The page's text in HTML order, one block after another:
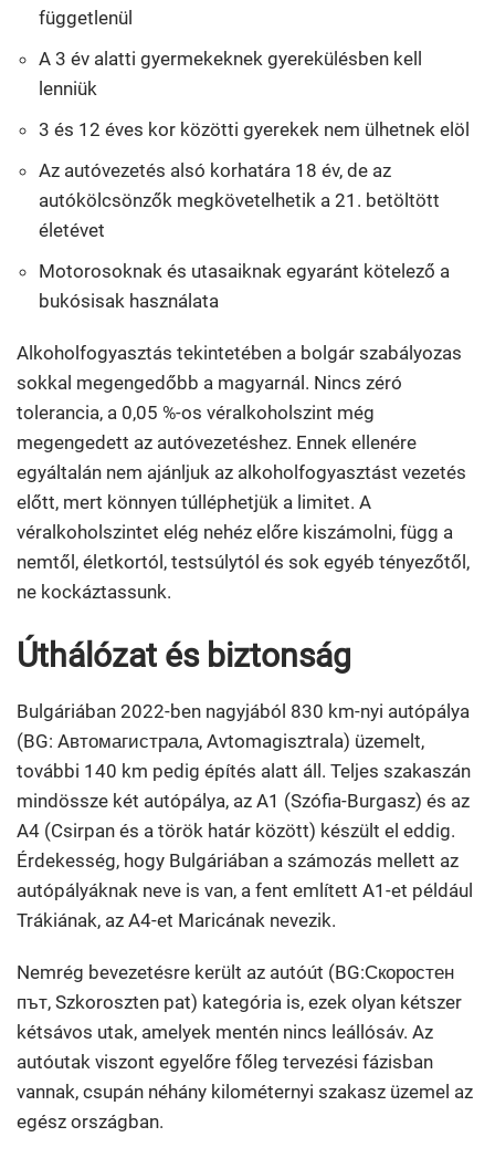
függetlenül
A 3 év alatti gyermekeknek gyerekülésben kell
lenniük
3 és 12 éves kor közötti gyerekek nem ülhetnek elöl
Az autóvezetés alsó korhatára 18 év, de az
autókölcsönzők megkövetelhetik a 21. betöltött
életévet
Motorosoknak és utasaiknak egyaránt kötelező a
bukósisak használata
Alkoholfogyasztás tekintetében a bolgár szabályozas
sokkal megengedőbb a magyarnál. Nincs zéró
tolerancia, a 0,05 %-os véralkoholszint még
megengedett az autóvezetéshez. Ennek ellenére
egyáltalán nem ajánljuk az alkoholfogyasztást vezetés
előtt, mert könnyen túlléphetjük a limitet. A
véralkoholszintet elég nehéz előre kiszámolni, függ a
nemtől, életkortól, testsúlytól és sok egyéb tényezőtől,
ne kockáztassunk.
Úthálózat és biztonság
Bulgáriában 2022-ben nagyjából 830 km-nyi autópálya
(BG: Aвтомагистрала, Avtomagisztrala) üzemelt,
további 140 km pedig építés alatt áll. Teljes szakaszán
mindössze két autópálya, az A1 (Szófia-Burgasz) és az
A4 (Csirpan és a török határ között) készült el eddig.
Érdekesség, hogy Bulgáriában a számozás mellett az
autópályáknak neve is van, a fent említett A1-et például
Trákiának, az A4-et Maricának nevezik.
Nemrég bevezetésre került az autóút (BG:Скоростен
път, Szkoroszten pat) kategória is, ezek olyan kétszer
kétsávos utak, amelyek mentén nincs leállósáv. Az
autóutak viszont egyelőre főleg tervezési fázisban
vannak, csupán néhány kilométernyi szakasz üzemel az
egész országban.